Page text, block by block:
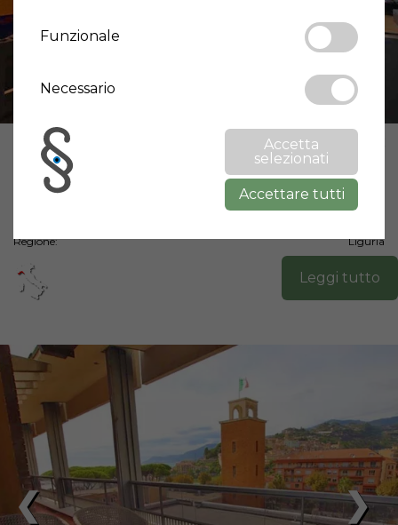
Prezzo:
Superficie:
Camera da letto:
Regione:
Liguria
Leggi tutto
❯
❮
Funzionale
Necessario
Accetta
selezionati
Accettare tutti